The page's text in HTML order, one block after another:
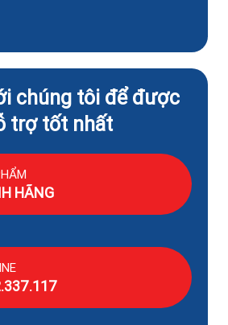
chúng tôi để được
trợ tốt nhất
HÃNG